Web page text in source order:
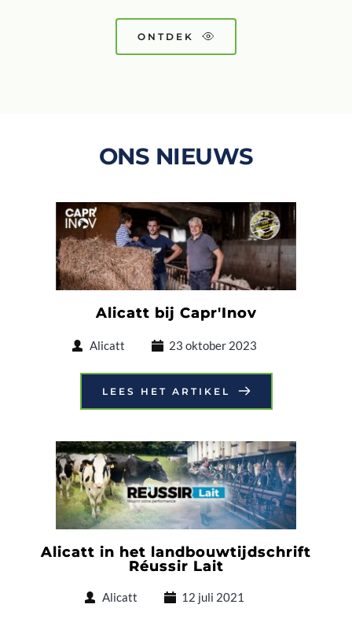
ONTDEK
ONS NIEUWS
Alicatt bij Capr'Inov
Alicatt 23 oktober 2023
LEES HET ARTIKEL
Alicatt in het landbouwtijdschrift
Réussir Lait
Alicatt 12 juli 2021